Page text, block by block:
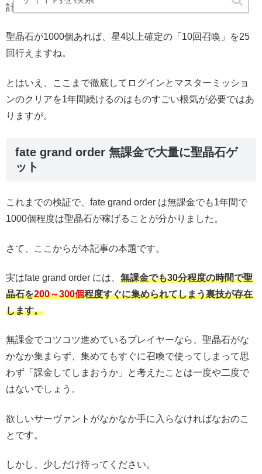
計算になりました。
聖晶石が1000個あれば、星4以上確定の「10回召喚」を25
回行えますね。
とはいえ、ここまで徹底してログインとマスターミッショ
ンのクリアを1年間続けるのはものすごい根気が必要ではあ
りますが。
fate grand order 無課金で大量に聖晶石ゲ
ット
これまでの検証で、fate grand order は無課金でも1年間で
1000個程度は聖晶石が稼げることが分かりました。
さて、ここからが本記事の本題です。
実はfate grand order には、 無課金でも30分程度の時間で聖
晶石を200～300個程度すぐに集められてしまう裏技が存在
します。
無課金でコツコツ進めているプレイヤーなら、聖晶石がな
かなか集まらず、集めてもすぐに召喚で使ってしまって思
わず「課金してしまおうか」と考えたことは一度や二度で
はないでしょう。
欲しいサーヴァントがなかなか手に入らなければなおのこ
とです。
しかし、少しだけ待ってください。